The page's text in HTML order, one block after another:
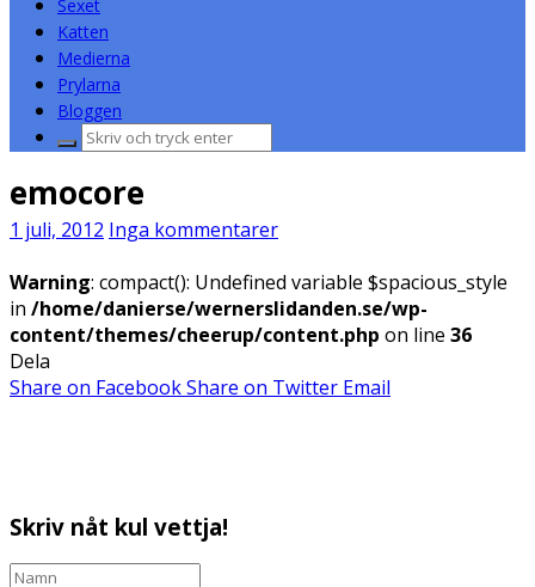
Sexet
Katten
Medierna
Prylarna
Bloggen
Sök
emocore
1 juli, 2012 Inga kommentarer
Warning: compact(): Undefined variable $spacious_style
in /home/danierse/wernerslidanden.se/wp-
content/themes/cheerup/content.php on line 36
Dela
Share on FacebookShare on Twitter Email
Skriv nåt kul vettja!